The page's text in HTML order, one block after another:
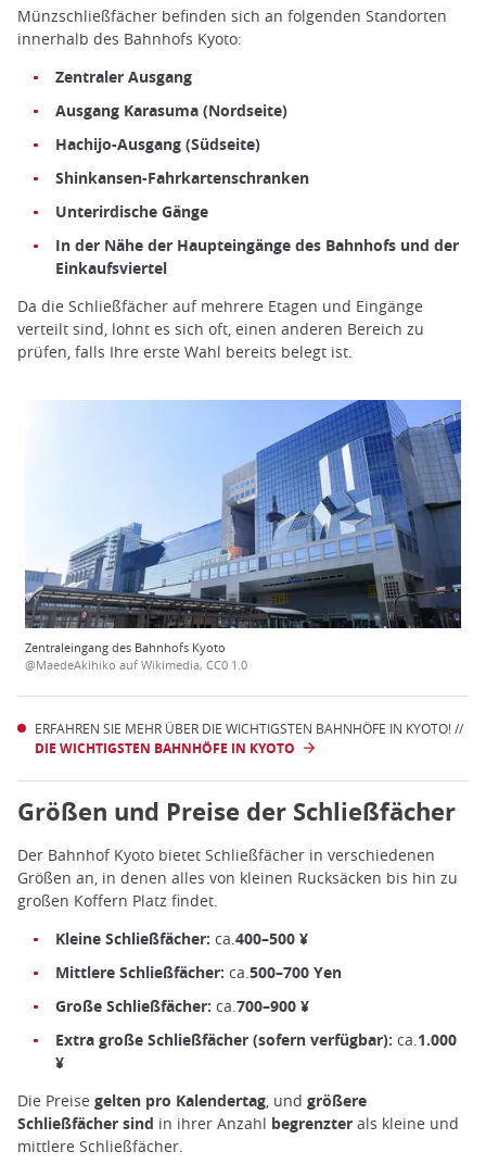
Münzschließfächer befinden sich an folgenden Standorten
innerhalb des Bahnhofs Kyoto:
Zentraler Ausgang
Ausgang Karasuma (Nordseite)
Hachijo-Ausgang (Südseite)
Shinkansen-Fahrkartenschranken
Unterirdische Gänge
In der Nähe der Haupteingänge des Bahnhofs und der
Einkaufsviertel
Da die Schließfächer auf mehrere Etagen und Eingänge
verteilt sind, lohnt es sich oft, einen anderen Bereich zu
prüfen, falls Ihre erste Wahl bereits belegt ist.
Zentraleingang des Bahnhofs Kyoto
@MaedeAkihiko auf Wikimedia, CC0 1.0
ERFAHREN SIE MEHR ÜBER DIE WICHTIGSTEN BAHNHÖFE IN KYOTO! //
DIE WICHTIGSTEN BAHNHÖFE IN KYOTO
Größen und Preise der Schließfächer
Der Bahnhof Kyoto bietet Schließfächer in verschiedenen
Größen an, in denen alles von kleinen Rucksäcken bis hin zu
großen Koffern Platz findet.
Kleine Schließfächer: ca.400–500 ¥
Mittlere Schließfächer: ca.500–700 Yen
Große Schließfächer: ca.700–900 ¥
Extra große Schließfächer (sofern verfügbar): ca.1.000
¥
Die Preise gelten pro Kalendertag, und größere
Schließfächer sind in ihrer Anzahl begrenzter als kleine und
mittlere Schließfächer.